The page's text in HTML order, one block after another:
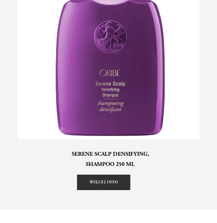
SERENE SCALP DENSIFYING,
SHAMPOO 250 ML
WIĘCEJ INFO